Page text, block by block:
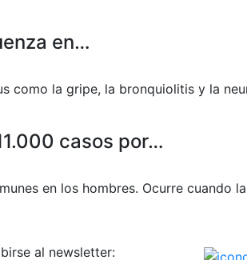
en…
como la gripe, la bronquiolitis y la
casos por…
en los hombres. Ocurre cuando
al newsletter: